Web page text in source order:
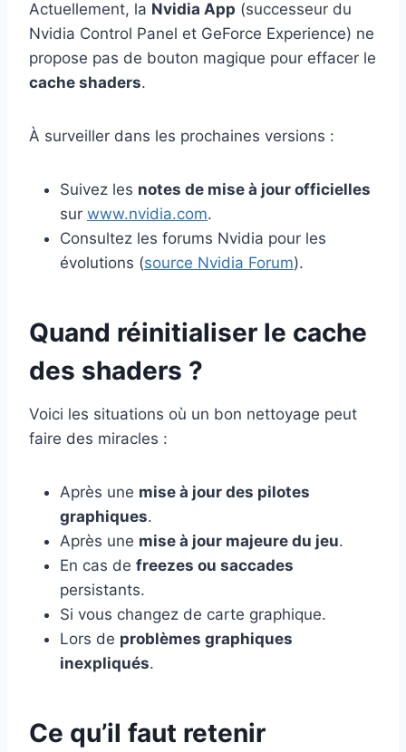
Actuellement, la Nvidia App (successeur du
Nvidia Control Panel et GeForce Experience) ne
propose pas de bouton magique pour effacer le
cache shaders.
À surveiller dans les prochaines versions :
Suivez les notes de mise à jour officielles
sur www.nvidia.com.
Consultez les forums Nvidia pour les
évolutions (source Nvidia Forum).
Quand réinitialiser le cache
des shaders ?
Voici les situations où un bon nettoyage peut
faire des miracles :
Après une mise à jour des pilotes
graphiques.
Après une mise à jour majeure du jeu.
En cas de freezes ou saccades
persistants.
Si vous changez de carte graphique.
Lors de problèmes graphiques
inexpliqués.
Ce qu’il faut retenir